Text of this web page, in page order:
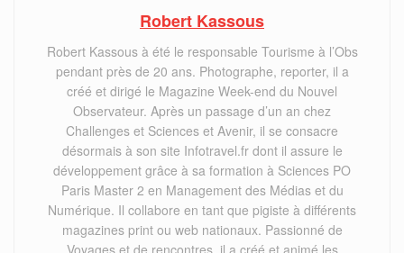
Robert Kassous
Robert Kassous à été le responsable Tourisme à l’Obs
pendant près de 20 ans. Photographe, reporter, il a
créé et dirigé le Magazine Week-end du Nouvel
Observateur. Après un passage d’un an chez
Challenges et Sciences et Avenir, il se consacre
désormais à son site Infotravel.fr dont il assure le
développement grâce à sa formation à Sciences PO
Paris Master 2 en Management des Médias et du
Numérique. Il collabore en tant que pigiste à différents
magazines print ou web nationaux. Passionné de
Voyages et de rencontres, il a créé et animé les